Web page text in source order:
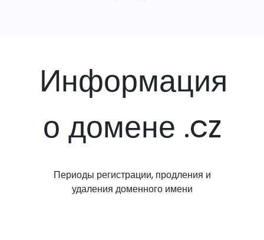
Информация
о домене .cz
Периоды регистрации, продления и
удаления доменного имени